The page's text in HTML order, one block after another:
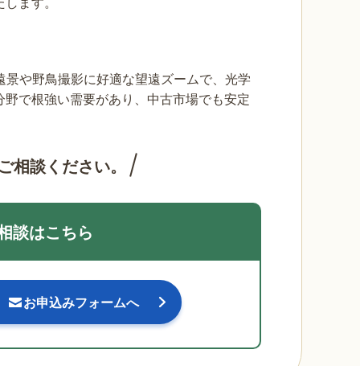
や野鳥撮影に好適な望遠ズームで、光学
で根強い需要があり、中古市場でも安定
相談ください。
談はこちら
お申込みフォームへ